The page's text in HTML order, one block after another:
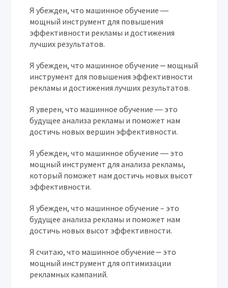
Я убежден, что машинное обучение ―
мощный инструмент для повышения
эффективности рекламы и достижения
лучших результатов.
Я убежден, что машинное обучение ⎼ мощный
инструмент для повышения эффективности
рекламы и достижения лучших результатов.
Я уверен, что машинное обучение ― это
будущее анализа рекламы и поможет нам
достичь новых вершин эффективности.
Я убежден, что машинное обучение ― это
мощный инструмент для анализа рекламы,
который поможет нам достичь новых высот
эффективности.
Я убежден, что машинное обучение – это
будущее анализа рекламы и поможет нам
достичь новых высот эффективности.
Я считаю, что машинное обучение ⎼ это
мощный инструмент для оптимизации
рекламных кампаний.